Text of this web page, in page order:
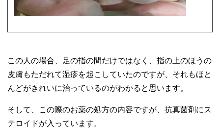
この人の場合、足の指の間だけではなく、指の上のほうの
皮膚もただれて湿疹を起こしていたのですが、それもほと
んどがきれいに治っているのがわかると思います。
そして、この際のお薬の処方の内容ですが、抗真菌剤にス
テロイドが入っています。